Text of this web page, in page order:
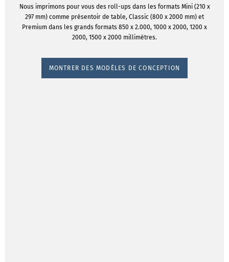
Nous imprimons pour vous des roll-ups dans les formats Mini (210 x
297 mm) comme présentoir de table, Classic (800 x 2000 mm) et
Premium dans les grands formats 850 x 2.000, 1000 x 2000, 1200 x
2000, 1500 x 2000 millimètres.
MONTRER DES MODÈLES DE CONCEPTION